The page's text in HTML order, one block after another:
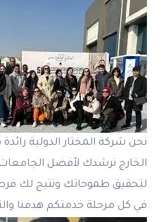
نحن شركة المختار الدولية
الخارج نرشدك لأفضل
لتحقيق طموحاتك ونتيح لك
في كل مرحلة خدمتكم هدفنا